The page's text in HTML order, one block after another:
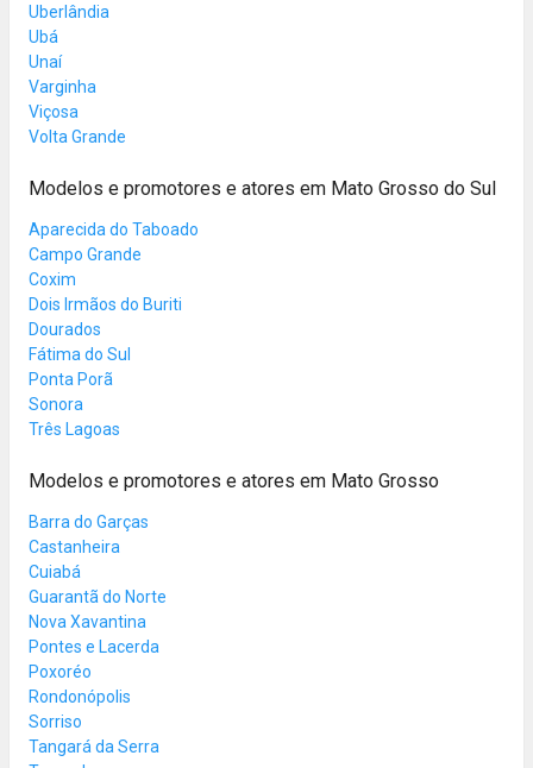
Uberlândia
Ubá
Unaí
Varginha
Viçosa
Volta Grande
Modelos e promotores e atores em Mato Grosso do Sul
Aparecida do Taboado
Campo Grande
Coxim
Dois Irmãos do Buriti
Dourados
Fátima do Sul
Ponta Porã
Sonora
Três Lagoas
Modelos e promotores e atores em Mato Grosso
Barra do Garças
Castanheira
Cuiabá
Guarantã do Norte
Nova Xavantina
Pontes e Lacerda
Poxoréo
Rondonópolis
Sorriso
Tangará da Serra